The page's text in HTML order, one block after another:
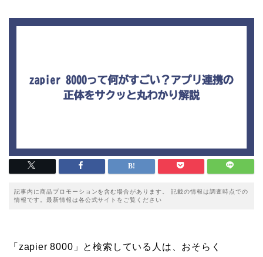
記事内に商品プロモーションを含む場合があります。 記載の情報は調査時点での
情報です。最新情報は各公式サイトをご覧ください
「zapier 8000」と検索している人は、おそらく